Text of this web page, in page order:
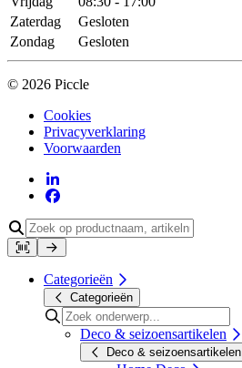
Zaterdag
Gesloten
Zondag
Gesloten
© 2026 Piccle
Cookies
Privacyverklaring
Voorwaarden
Categorieën
Categorieën
Deco & seizoensartikelen
Deco & seizoensartikelen